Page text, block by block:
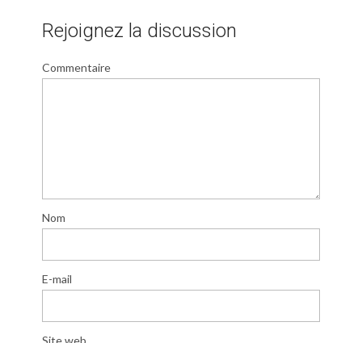
Rejoignez la discussion
Commentaire
Nom
E-mail
Site web